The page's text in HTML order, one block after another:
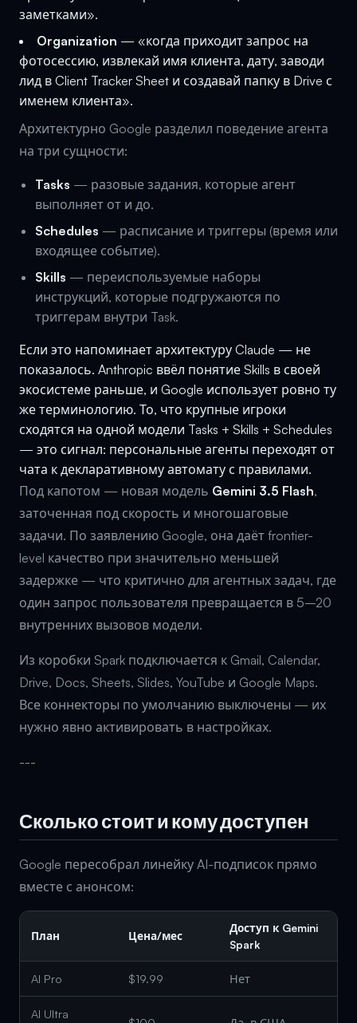
заметками».
Organization — «когда приходит запрос на
фотосессию, извлекай имя клиента, дату, заводи
лид в Client Tracker Sheet и создавай папку в Drive с
именем клиента».
Архитектурно Google разделил поведение агента
на три сущности:
Tasks — разовые задания, которые агент
выполняет от и до.
Schedules — расписание и триггеры (время или
входящее событие).
Skills — переиспользуемые наборы
инструкций, которые подгружаются по
триггерам внутри Task.
Если это напоминает архитектуру Claude — не
показалось. Anthropic ввёл понятие Skills в своей
экосистеме раньше, и Google использует ровно ту
же терминологию. То, что крупные игроки
сходятся на одной модели Tasks + Skills + Schedules
— это сигнал: персональные агенты переходят от
чата к декларативному автомату с правилами.
Под капотом — новая модель Gemini 3.5 Flash,
заточенная под скорость и многошаговые
задачи. По заявлению Google, она даёт frontier-
level качество при значительно меньшей
задержке — что критично для агентных задач, где
один запрос пользователя превращается в 5–20
внутренних вызовов модели.
Из коробки Spark подключается к Gmail, Calendar,
Drive, Docs, Sheets, Slides, YouTube и Google Maps.
Все коннекторы по умолчанию выключены — их
нужно явно активировать в настройках.
---
Сколько стоит и кому доступен
Google пересобрал линейку AI-подписок прямо
вместе с анонсом:
План Цена/мес
Доступ к Gemini
Spark
AI Pro $19.99 Нет
AI Ultra